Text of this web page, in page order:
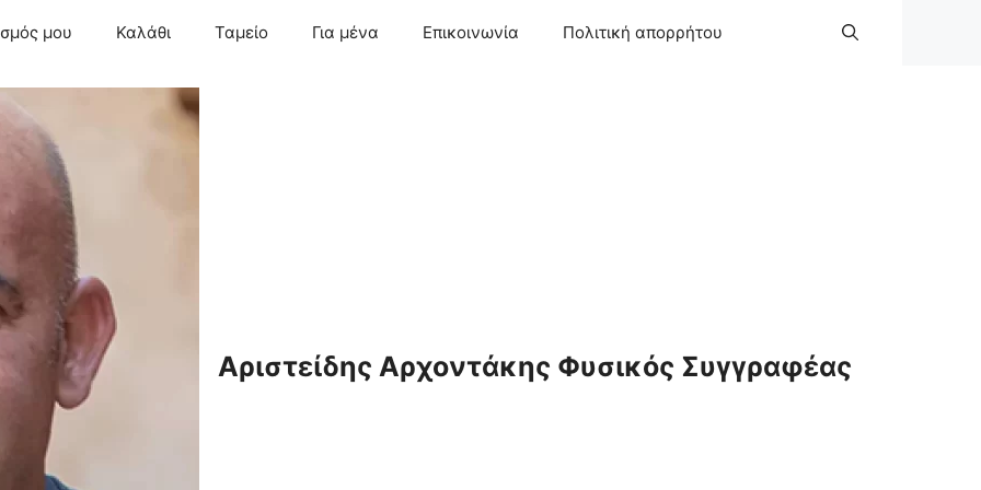
μου Καλάθι Ταμείο Για μένα Επικοινωνία Πολιτική απορρήτου
Αριστείδης Αρχοντάκης Φυσικός Συγγραφέας